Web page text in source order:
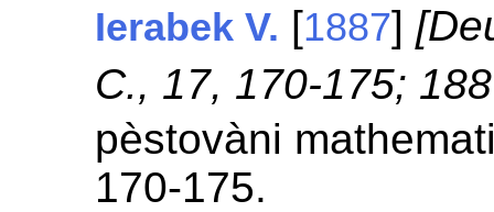
Ierabek V. [1887]
C., 17, 170-175;
pèstovàni
170-175.